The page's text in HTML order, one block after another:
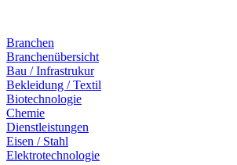
Branchen
Branchenübersicht
Bau / Infrastrukur
Bekleidung / Textil
Biotechnologie
Chemie
Dienstleistungen
Eisen / Stahl
Elektrotechnologie